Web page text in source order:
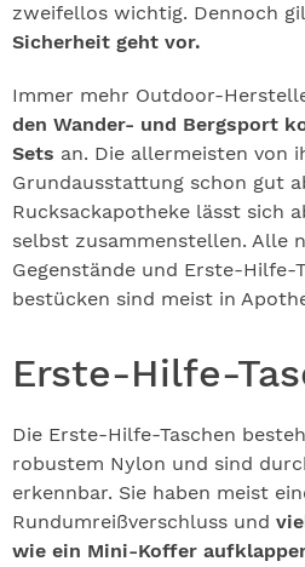
zweifellos wichtig. Dennoch
Sicherheit geht vor.
Immer mehr Outdoor-
den Wander- und Bergsport
Sets an. Die allermeisten von
Grundausstattung schon gut
Rucksackapotheke lässt sich
selbst zusammenstellen. Alle
Gegenstände und Erste-Hilfe-
bestücken sind meist in
Erste-Hilfe-
Die Erste-Hilfe-Taschen
robustem Nylon und sind
erkennbar. Sie haben meist
Rundumreißverschluss und
wie ein Mini-Koffer